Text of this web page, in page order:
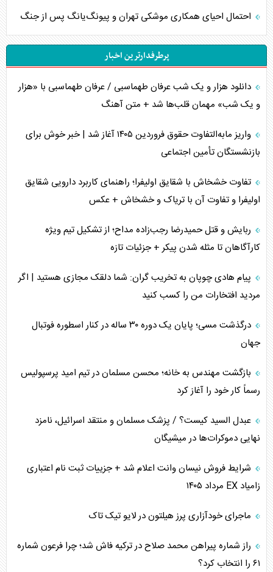
احتمال احیای همکاری موشکی تهران و پیونگ‌یانگ پس از جنگ
پرطرفدارترین اخبار
دانلود هزار و یک شب عرفان طهماسبی / عرفان طهماسبی با «هزار
و یک شب» مهمان قلب‌ها شد + متن آهنگ
واریز مابه‌التفاوت حقوق فروردین ۱۴۰۵ آغاز شد | خبر خوش برای
بازنشستگان تأمین اجتماعی
تفاوت خشخاش با شقایق اولیفرا؛ راهنمای کاربرد دارویی شقایق
اولیفرا و تفاوت آن با تریاک و خشخاش + عکس
ربایش و قتل حمیدرضا رجب‌زاده مداح؛ از تشکیل تیم ویژه
کارآگاهان تا مثله شدن پیکر + جزئیات تازه
پیام هادی چوپان به تخریب گران: شما دلقک مجازی هستید | اگر
مردید افتخارات من را کسب کنید
درگذشت مسی؛ پایان یک دوره ۳۰ ساله در کنار اسطوره فوتبال
جهان
بازگشت مهندس به خانه؛ محسن مسلمان در تیم امید پرسپولیس
رسماً کار خود را آغاز کرد
عبدل السید کیست؟ / پزشک مسلمان و منتقد اسرائیل، نامزد
نهایی دموکرات‌ها در میشیگان
شرایط فروش نیسان وانت اعلام شد + جزییات ثبت نام اعتباری
زامیاد EX مرداد ۱۴۰۵
ماجرای خودآزاری پرز هیلتون در لایو تیک تاک
راز شماره پیراهن محمد صلاح در ترکیه فاش شد؛ چرا فرعون شماره
۶۱ را انتخاب کرد؟